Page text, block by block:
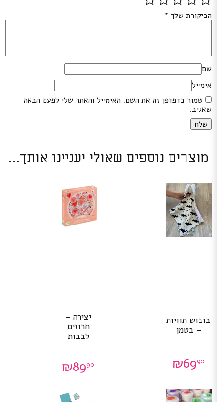
הביקורת שלך *
שם
אימייל
שמור בדפדפן זה את השם, האימייל והאתר שלי לפעם הבאה
שאגיב.
מוצרים נוספים שאולי יעניינו אותך...
בובוש תוויות
– בטמן
₪6990
יצירה –
חרוזים
לבבות
₪8990